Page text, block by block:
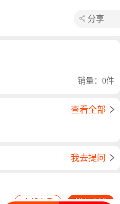
分享
销量：0件
查看全部
我去提问
全部商品 进入店铺
用浏览器分享